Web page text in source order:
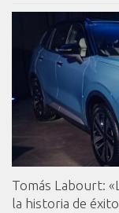
Tomás Labourt:
la historia de